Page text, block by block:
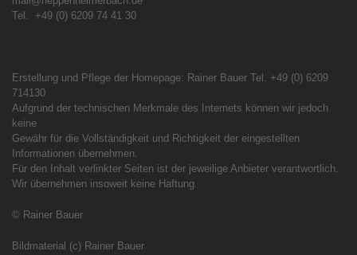
Tel. +49 (0) 6209 74 41 30
Erstellung und Pflege der Homepage: Rainer Bauer Tel. +49 (0) 6209
714130
Aufgrund der technischen Merkmale des Internets können wir jedoch
keine
Gewähr für die Vollständigkeit und Richtigkeit der eingestellten
Informationen übernehmen.
Für den Inhalt verlinkter Seiten ist der jeweilige Anbieter verantwortlich.
Wir übernehmen insoweit keine Haftung.
© Rainer Bauer
Bildmaterial (c) Rainer Bauer